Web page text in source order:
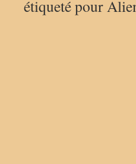
étiqueté pour